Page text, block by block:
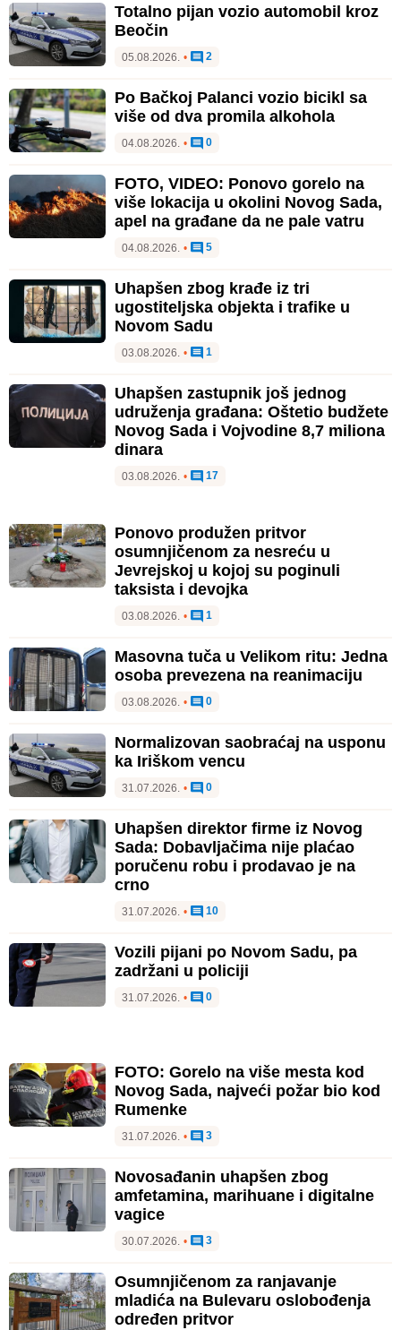
Totalno pijan vozio automobil kroz
Beočin
05.08.2026. • 2
Po Bačkoj Palanci vozio bicikl sa
više od dva promila alkohola
04.08.2026. • 0
FOTO, VIDEO: Ponovo gorelo na
više lokacija u okolini Novog Sada,
apel na građane da ne pale vatru
04.08.2026. • 5
Uhapšen zbog krađe iz tri
ugostiteljska objekta i trafike u
Novom Sadu
03.08.2026. • 1
Uhapšen zastupnik još jednog
udruženja građana: Oštetio budžete
Novog Sada i Vojvodine 8,7 miliona
dinara
03.08.2026. • 17
Ponovo produžen pritvor
osumnjičenom za nesreću u
Jevrejskoj u kojoj su poginuli
taksista i devojka
03.08.2026. • 1
Masovna tuča u Velikom ritu: Jedna
osoba prevezena na reanimaciju
03.08.2026. • 0
Normalizovan saobraćaj na usponu
ka Iriškom vencu
31.07.2026. • 0
Uhapšen direktor firme iz Novog
Sada: Dobavljačima nije plaćao
poručenu robu i prodavao je na
crno
31.07.2026. • 10
Vozili pijani po Novom Sadu, pa
zadržani u policiji
31.07.2026. • 0
FOTO: Gorelo na više mesta kod
Novog Sada, najveći požar bio kod
Rumenke
31.07.2026. • 3
Novosađanin uhapšen zbog
amfetamina, marihuane i digitalne
vagice
30.07.2026. • 3
Osumnjičenom za ranjavanje
mladića na Bulevaru oslobođenja
određen pritvor